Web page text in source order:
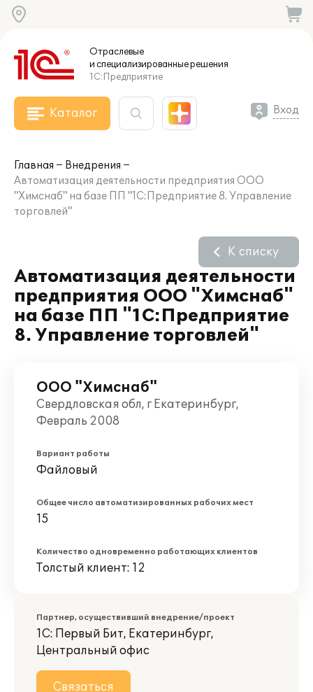
Отраслевые
и специализированныерешения
1С:Предприятие
Каталог Вход
Главная
Внедрения
Автоматизация деятельности предприятия ООО
"Химснаб" на базе ПП "1С:Предприятие 8. Управление
торговлей"
Автоматизация деятельности
предприятия ООО "Химснаб"
на базе ПП "1С:Предприятие
8. Управление торговлей"
К списку
ООО "Химснаб"
Свердловская обл, г Екатеринбург,
Февраль 2008
Вариант работы
Файловый
Общее число автоматизированных рабочих мест
15
Количество одновременно работающих клиентов
Толстый клиент: 12
Партнер, осуществивший внедрение/проект
1С: Первый Бит, Екатеринбург,
Центральный офис
Связаться